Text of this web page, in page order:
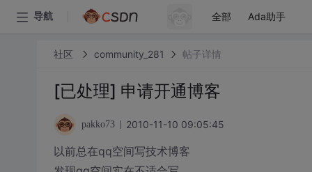
导航 全部 Ada助手
社区 community_281 帖子详情
[已处理] 申请开通博客
pakko73 2010-11-10 09:05:45
以前总在qq空间写技术博客